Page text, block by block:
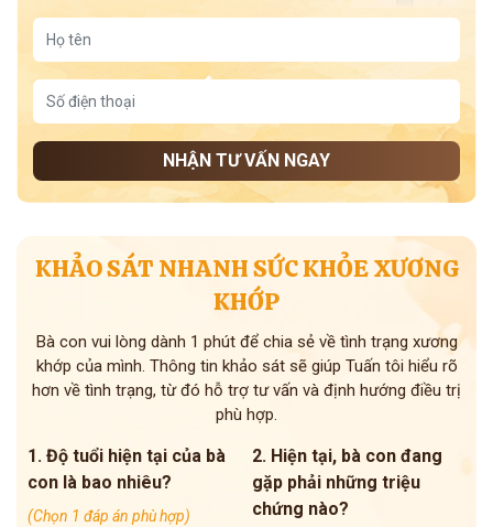
NHẬN TƯ VẤN NGAY
KHẢO SÁT NHANH SỨC KHỎE XƯƠNG
KHỚP
Bà con vui lòng dành 1 phút để chia sẻ về tình trạng xương
khớp của mình. Thông tin khảo sát sẽ giúp Tuấn tôi hiểu rõ
hơn về tình trạng, từ đó hỗ trợ tư vấn và định hướng điều trị
phù hợp.
1. Độ tuổi hiện tại của bà
con là bao nhiêu?
(Chọn 1 đáp án phù hợp)
2. Hiện tại, bà con đang
gặp phải những triệu
chứng nào?